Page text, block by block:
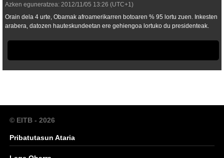
Azken eguneratzea: 2012/11/05 13:26 (UTC+1)
Orain dela 4 urte, Obamak afroamerikarren botoaren % 95 lortu zuen. Inkesten
arabera, datozen hauteskundeetan ere gehiengoa lortuko du presidenteak.
© EITB - 2026
Pribatutasun Ataria